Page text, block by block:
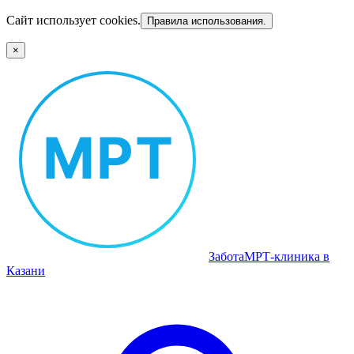
Сайт использует cookies. Правила использования.
×
ЗаботаМРТ‑клиника в
Казани